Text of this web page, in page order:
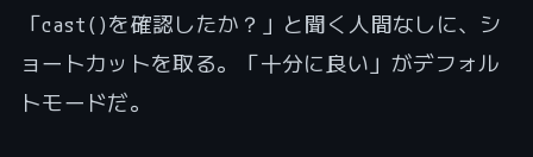
「cast()を確認したか？」と聞く人間なしに、シ
ョートカットを取る。「十分に良い」がデフォル
トモードだ。